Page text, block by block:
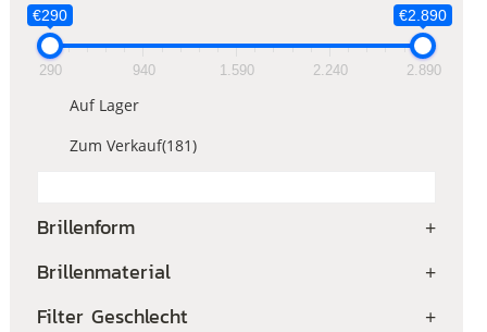
€290 €2.890
290 940 1.590 2.240 2.890
Auf Lager
Zum Verkauf(181)
Brillenform +
Brillenmaterial +
Filter Geschlecht +